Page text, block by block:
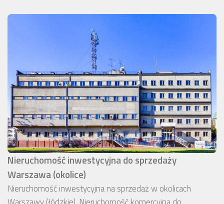
Nieruchomość inwestycyjna do sprzedaży
Warszawa (okolice)
Nieruchomość inwestycyjna na sprzedaż w okolicach